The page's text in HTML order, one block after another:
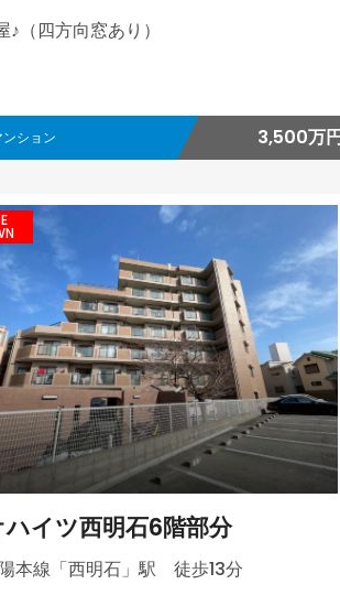
♪（四方向窓あり）
ション 3,500万
ハイツ西明石6階部分
本線「西明石」駅 徒歩13分